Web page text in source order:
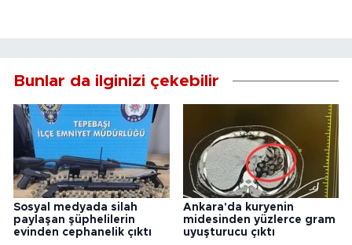
Bunlar da ilginizi çekebilir
Sosyal medyada silah
paylaşan şüphelilerin
evinden cephanelik çıktı
Ankara'da kuryenin
midesinden yüzlerce gram
uyuşturucu çıktı